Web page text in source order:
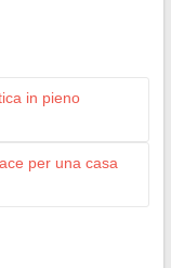
in pieno
per una casa